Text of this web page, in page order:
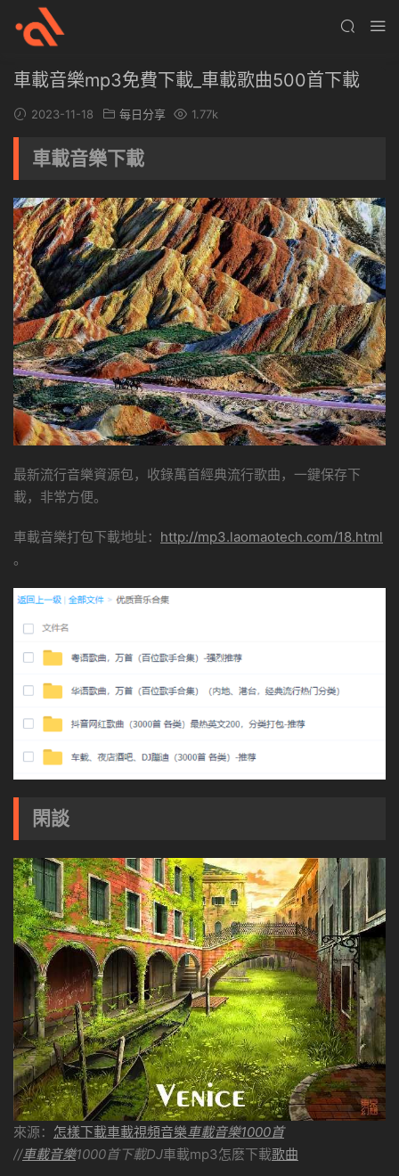
車載音樂mp3免費下載_車載歌曲500首下載
2023-11-18 每日分享 1.77k
車載音樂下載
最新流行音樂資源包，收錄萬首經典流行歌曲，一鍵保存下
載，非常方便。
車載音樂打包下載地址： http://mp3.laomaotech.com/18.html
。
閑談
來源： 怎樣下載車載視頻音樂車載音樂1000首
//車載音樂1000首下載DJ車載mp3怎麽下載歌曲